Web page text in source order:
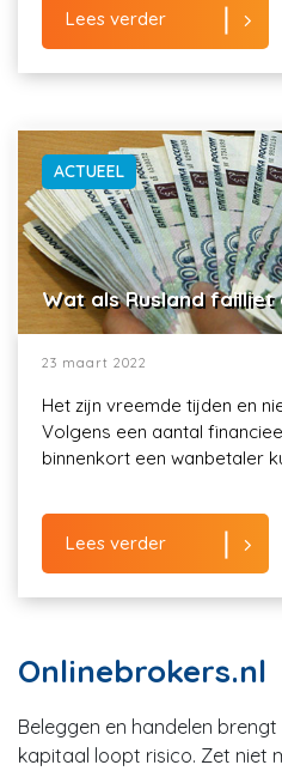
Lees verder
ACTUEEL
Wat als Rusland failliet
23 maart 2022
Het zijn vreemde tijden en
Volgens een aantal
binnenkort een wanbetaler
Lees verder
Onlinebrokers.nl
Beleggen en handelen brengt
kapitaal loopt risico. Zet niet